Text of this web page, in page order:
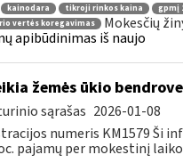
kainodara tikroji rinkos kaina gpmį
vertės koregavimas
Mokesčių
apibūdinimas iš naujo
žemės ūkio
sąrašas 2026-01-08
numeris KM1579 Ši
pajamų per mokestinį